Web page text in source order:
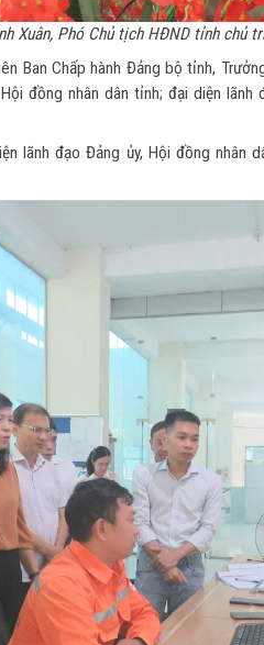
Xuân, Phó Chủ tịch HĐND tỉnh chủ
Ban Chấp hành Đảng bộ tỉnh,
đồng nhân dân tỉnh; đại diện
lãnh đạo Đảng ủy, Hội đồng nhân